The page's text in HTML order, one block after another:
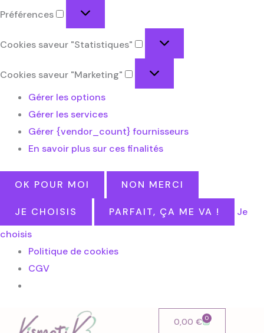
Préférences
Cookies saveur "Statistiques"
Cookies saveur "Marketing"
Gérer les options
Gérer les services
Gérer {vendor_count} fournisseurs
En savoir plus sur ces finalités
OK POUR MOI NON MERCI
JE CHOISIS PARFAIT, ÇA ME VA !
Je
choisis
Politique de cookies
CGV
0,00 € 0
Cart